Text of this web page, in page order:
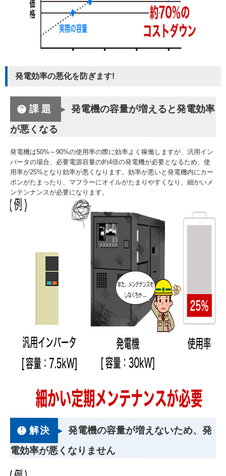
発電効率の悪化を防ぎます!
課題 発電機の容量が増えると発電効率
が悪くなる
発電機は50%～90%の使用率の際に効率よく稼働しますが、汎用イン
バータの場合、必要電源容量の約4倍の発電機が必要となるため、使
用率が25%となり効率が悪くなります。効率が悪いと発電機内にカー
ボンがたまったり、マフラーにオイルがたまりやすくなり、細かいメ
ンテンナンスが必要になります。
解決 発電機の容量が増えないため、発
電効率が悪くなりません